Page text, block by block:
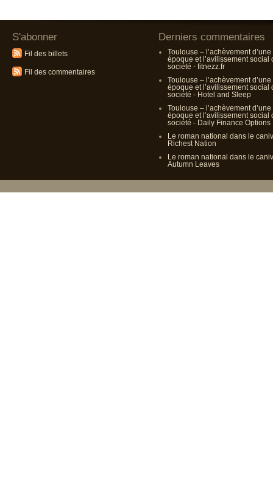
S'abonner
Fil des billets
Fil des commentaires
Derniers commentaires
Toulouse – l’achèvement d’une
époque et l’avilissement social
société - fitnezz.fr
Toulouse – l’achèvement d’une
époque et l’avilissement social
société - Hotel and Sleep
Toulouse – l’achèvement d’une
époque et l’avilissement social
société - Daily Finance Options
Le roman national dans le
Richest Nation
Le roman national dans le
Autumn Leaves